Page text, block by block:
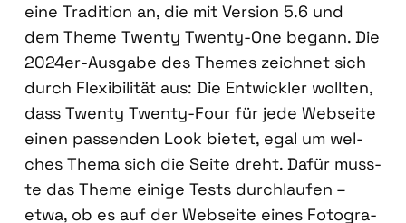
eine Tra­di­ti­on an, die mit Ver­si­on 5.6 und
dem The­me Twen­ty Twen­ty-One begann. Die
2024er-Aus­ga­be des The­mes zeich­net sich
durch Fle­xi­bi­li­tät aus: Die Ent­wick­ler woll­ten,
dass Twen­ty Twen­ty-Four für jede Web­sei­te
einen pas­sen­den Look bie­tet, egal um wel­
ches The­ma sich die Sei­te dreht. Dafür muss­
te das The­me eini­ge Tests durch­lau­fen –
etwa, ob es auf der Web­sei­te eines Foto­gra­